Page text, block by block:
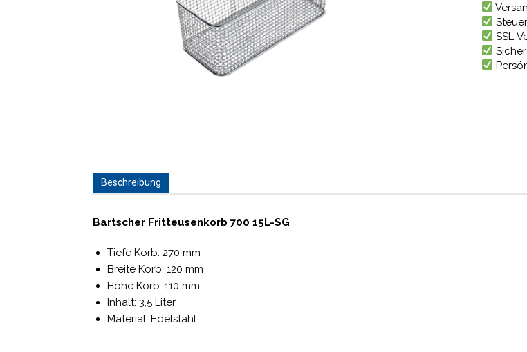
SSL-
Beschreibung
Bartscher Fritteusenkorb 700 15L-SG
Tiefe Korb: 270 mm
Breite Korb: 120 mm
Höhe Korb: 110 mm
Inhalt: 3,5 Liter
Material: Edelstahl